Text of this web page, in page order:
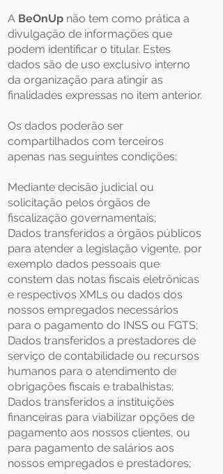
A BeOnUp não tem como prática a
divulgação de informações que
podem identificar o titular. Estes
dados são de uso exclusivo interno
da organização para atingir as
finalidades expressas no item anterior.
Os dados poderão ser
compartilhados com terceiros
apenas nas seguintes condições:
Mediante decisão judicial ou
solicitação pelos órgãos de
fiscalização governamentais;
Dados transferidos a órgãos públicos
para atender a legislação vigente, por
exemplo dados pessoais que
constem das notas fiscais eletrônicas
e respectivos XMLs ou dados dos
nossos empregados necessários
para o pagamento do INSS ou FGTS;
Dados transferidos a prestadores de
serviço de contabilidade ou recursos
humanos para o atendimento de
obrigações fiscais e trabalhistas;
Dados transferidos a instituições
financeiras para viabilizar opções de
pagamento aos nossos clientes, ou
para pagamento de salários aos
nossos empregados e prestadores;